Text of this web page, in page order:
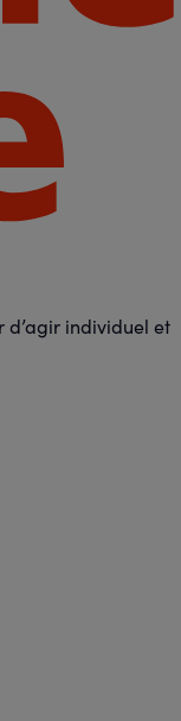
d’agir individuel et